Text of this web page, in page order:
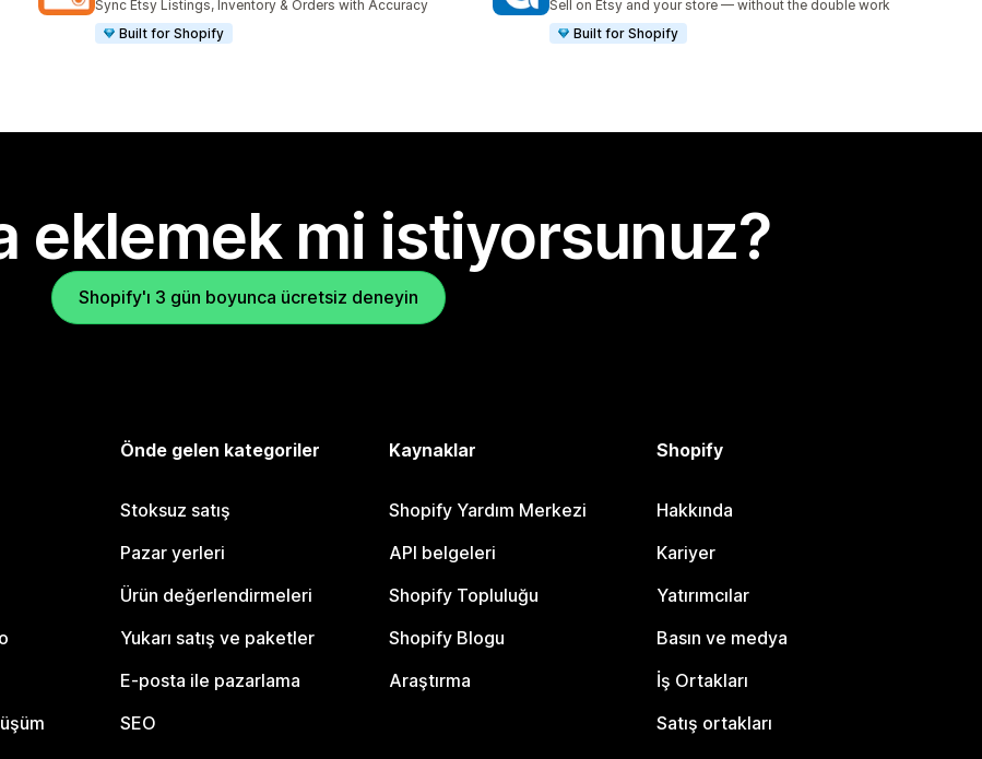
Sync Etsy Listings, Inventory & Orders with Accuracy
Built for Shopify
Sell on Etsy and your store — without the double work
Built for Shopify
eklemek mi istiyorsunuz?
Shopify'ı 3 gün boyunca ücretsiz deneyin
Önde gelen kategoriler
Stoksuz satış
Pazar yerleri
Ürün değerlendirmeleri
Yukarı satış ve paketler
E-posta ile pazarlama
SEO
Kaynaklar
Shopify Yardım Merkezi
API belgeleri
Shopify Topluluğu
Shopify Blogu
Araştırma
Shopify
Hakkında
Kariyer
Yatırımcılar
Basın ve medya
İş Ortakları
Satış ortakları